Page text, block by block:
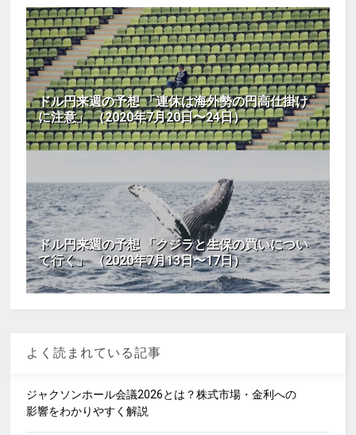
ドル円来週の予想 「連休は海外勢の円高仕掛け
に注意」 （2020年7月20日〜24日）
ドル円来週の予想 「クジラと生保の買いについ
て行く」 （2020年7月13日〜17日）
よく読まれている記事
ジャクソンホール会議2026とは？株式市場・金利への
影響をわかりやすく解説